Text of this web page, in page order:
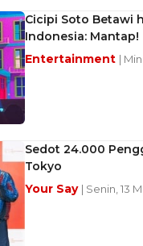
Cicipi Soto Betawi
Indonesia: Mantap!
Entertainment |
Sedot 24.000
Tokyo
Your Say | Senin, 13